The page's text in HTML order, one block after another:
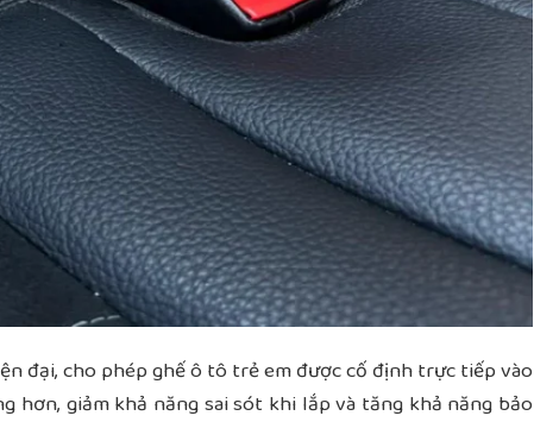
đại, cho phép ghế ô tô trẻ em được cố định trực tiếp vào
hơn, giảm khả năng sai sót khi lắp và tăng khả năng bảo